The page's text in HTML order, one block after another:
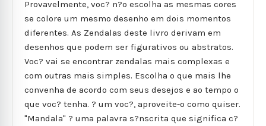
Provavelmente, voc? n?o escolha as mesmas cores
se colore um mesmo desenho em dois momentos
diferentes. As Zendalas deste livro derivam em
desenhos que podem ser figurativos ou abstratos.
Voc? vai se encontrar zendalas mais complexas e
com outras mais simples. Escolha o que mais lhe
convenha de acordo com seus desejos e ao tempo o
que voc? tenha. ? um voc?, aproveite-o como quiser.
"Mandala" ? uma palavra s?nscrita que significa c?